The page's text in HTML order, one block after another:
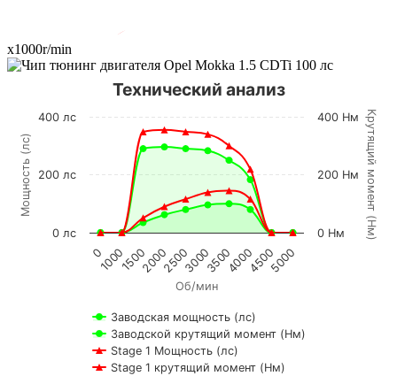
x1000r/min
Об/мин
Мощность (лс) К
р
у
т
я
щ
и
й
м
о
м
е
н
т
(
Н
м
)
Технический анализ
Заводская мощность (лс)
Заводской крутящий момент (Нм)
Stage 1 Мощность (лс)
Stage 1 крутящий момент (Нм)
0100015002000250030003500400045005000
0 лс
200 лс
400 лс
0 Нм
200 Нм
400 Нм